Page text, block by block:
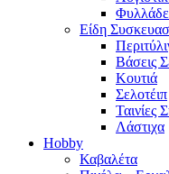
Είδη
Βάσεις
Κουτιά
Σελοτέιπ
Ταινίες
Λάστιχα
Hobby
Καβαλέτα